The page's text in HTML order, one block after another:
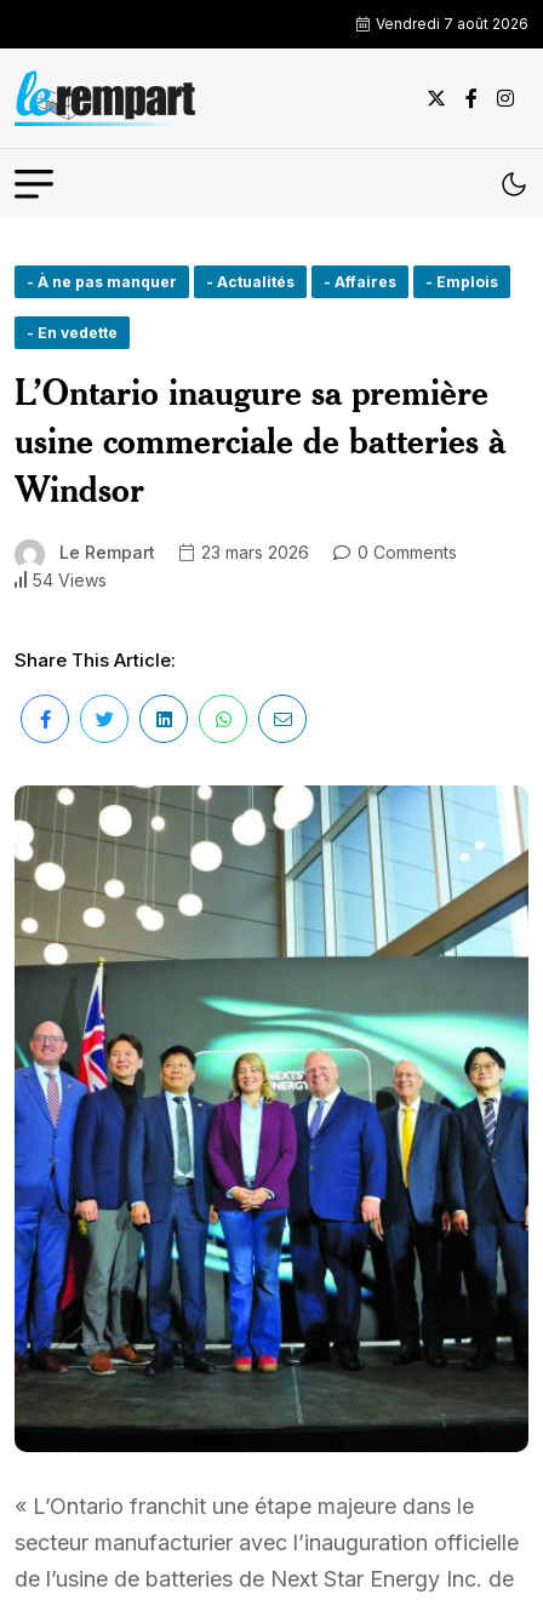
Vendredi 7 août 2026
- À ne pas manquer - Actualités - Affaires - Emplois
- En vedette
L’Ontario inaugure sa première
usine commerciale de batteries à
Windsor
Le Rempart 23 mars 2026
0 Comments
54 Views
Share This Article:
« L’Ontario franchit une étape majeure dans le
secteur manufacturier avec l’inauguration officielle
de l’usine de batteries de Next Star Energy Inc. de